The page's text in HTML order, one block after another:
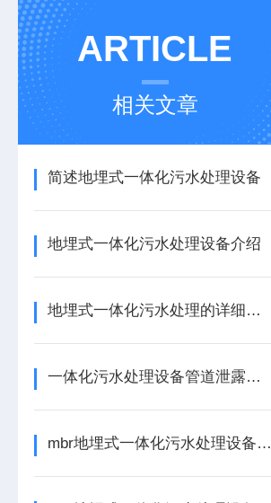
ARTICLE
相关文章
简述地埋式一体化污水处理设备
地埋式一体化污水处理设备介绍
地埋式一体化污水处理的详细介绍
一体化污水处理设备管道泄露处理方法
mbr地埋式一体化污水处理设备的核心处理单元如下